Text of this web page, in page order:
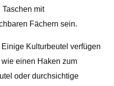
mit
Fächern sein.
Einige Kulturbeutel verfügen
einen Haken zum
oder durchsichtige